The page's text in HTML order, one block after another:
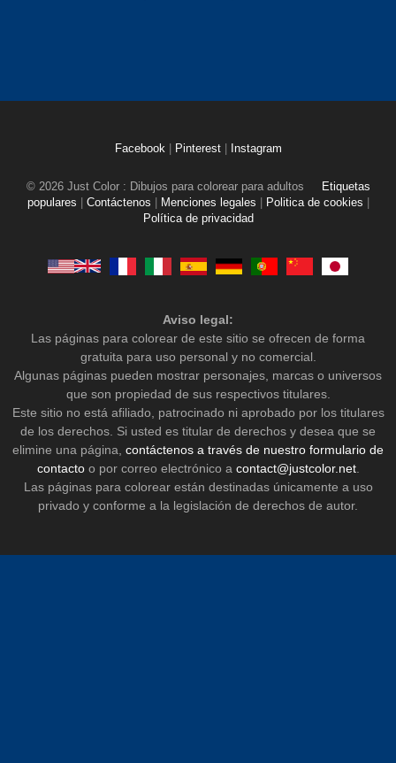
Facebook Pinterest Instagram
© 2026 Just Color : Dibujos para colorear para adultos
Etiquetas
populares
Contáctenos Menciones legales Politica de cookies
Política de privacidad
Aviso legal:
Las páginas para colorear de este sitio se ofrecen de forma
gratuita para uso personal y no comercial.
Algunas páginas pueden mostrar personajes, marcas o universos
que son propiedad de sus respectivos titulares.
Este sitio no está afiliado, patrocinado ni aprobado por los titulares
de los derechos. Si usted es titular de derechos y desea que se
elimine una página, contáctenos a través de nuestro formulario de
contactoo por correo electrónico a contact@justcolor.net.
Las páginas para colorear están destinadas únicamente a uso
privado y conforme a la legislación de derechos de autor.